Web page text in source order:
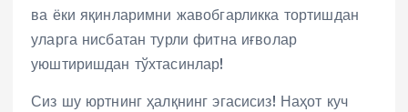
ва ёки яқинларимни жавобгарликка тортишдан
уларга нисбатан турли фитна иғволар
уюштиришдан тўхтасинлар!
Сиз шу юртнинг ҳалқнинг эгасисиз! Наҳот куч